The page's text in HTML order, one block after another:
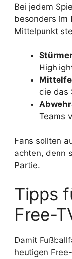
Bei jedem
besonders im
Mittelpunkt
Stürmer
die das
Teams
Fans sollten
achten, denn
Partie.
Tipps
Free-
Damit
heutigen